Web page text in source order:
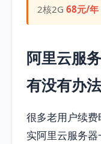
2核2G68元/年
阿里云服
有没有办
很多老用户续
实阿里云服务器